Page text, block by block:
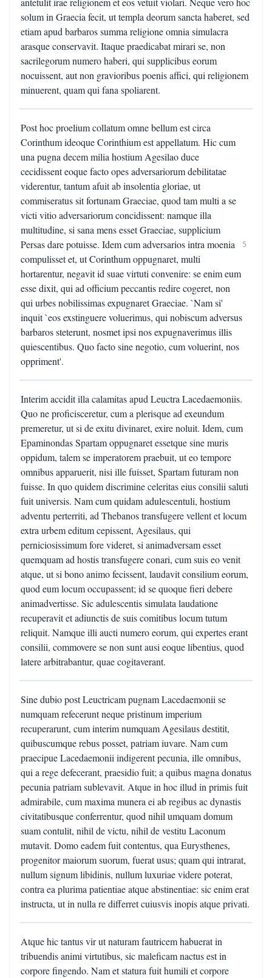
solum in Graecia fecit, ut templa deorum sancta haberet, sed
etiam apud barbaros summa religione omnia simulacra
arasque conservavit. Itaque praedicabat mirari se, non
sacrilegorum numero haberi, qui supplicibus eorum
nocuissent, aut non gravioribus poenis affici, qui religionem
minuerent, quam qui fana spoliarent.
Post hoc proelium collatum omne bellum est circa
Corinthum ideoque Corinthium est appellatum. Hic cum
una pugna decem milia hostium Agesilao duce
cecidissent eoque facto opes adversariorum debilitatae
viderentur, tantum afuit ab insolentia gloriae, ut
commiseratus sit fortunam Graeciae, quod tam multi a se
victi vitio adversariorum concidissent: namque illa
multitudine, si sana mens esset Graeciae, supplicium
Persas dare potuisse. Idem cum adversarios intra moenia
compulisset et, ut Corinthum oppugnaret, multi
hortarentur, negavit id suae virtuti convenire: se enim eum
esse dixit, qui ad officium peccantis redire cogeret, non
qui urbes nobilissimas expugnaret Graeciae. `Nam si'
inquit `eos exstinguere voluerimus, qui nobiscum adversus
barbaros steterunt, nosmet ipsi nos expugnaverimus illis
quiescentibus. Quo facto sine negotio, cum voluerint, nos
oppriment'.
5
Interim accidit illa calamitas apud Leuctra Lacedaemoniis.
Quo ne proficisceretur, cum a plerisque ad exeundum
premeretur, ut si de exitu divinaret, exire noluit. Idem, cum
Epaminondas Spartam oppugnaret essetque sine muris
oppidum, talem se imperatorem praebuit, ut eo tempore
omnibus apparuerit, nisi ille fuisset, Spartam futuram non
fuisse. In quo quidem discrimine celeritas eius consilii saluti
fuit universis. Nam cum quidam adulescentuli, hostium
adventu perterriti, ad Thebanos transfugere vellent et locum
extra urbem editum cepissent, Agesilaus, qui
perniciosissimum fore videret, si animadversam esset
quemquam ad hostis transfugere conari, cum suis eo venit
atque, ut si bono animo fecissent, laudavit consilium eorum,
quod eum locum occupassent; id se quoque fieri debere
animadvertisse. Sic adulescentis simulata laudatione
recuperavit et adiunctis de suis comitibus locum tutum
reliquit. Namque illi aucti numero eorum, qui expertes erant
consilii, commovere se non sunt ausi eoque libentius, quod
latere arbitrabantur, quae cogitaverant.
Sine dubio post Leuctricam pugnam Lacedaemonii se
numquam refecerunt neque pristinum imperium
recuperarunt, cum interim numquam Agesilaus destitit,
quibuscumque rebus posset, patriam iuvare. Nam cum
praecipue Lacedaemonii indigerent pecunia, ille omnibus,
qui a rege defecerant, praesidio fuit; a quibus magna donatus
pecunia patriam sublevavit. Atque in hoc illud in primis fuit
admirabile, cum maxima munera ei ab regibus ac dynastis
civitatibusque conferrentur, quod nihil umquam domum
suam contulit, nihil de victu, nihil de vestitu Laconum
mutavit. Domo eadem fuit contentus, qua Eurysthenes,
progenitor maiorum suorum, fuerat usus; quam qui intrarat,
nullum signum libidinis, nullum luxuriae videre poterat,
contra ea plurima patientiae atque abstinentiae: sic enim erat
instructa, ut in nulla re differret cuiusvis inopis atque privati.
Atque hic tantus vir ut naturam fautricem habuerat in
tribuendis animi virtutibus, sic maleficam nactus est in
corpore fingendo. Nam et statura fuit humili et corpore